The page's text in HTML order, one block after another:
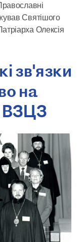
Святішого
Олексія
зв'язки
на
ВЗЦЗ